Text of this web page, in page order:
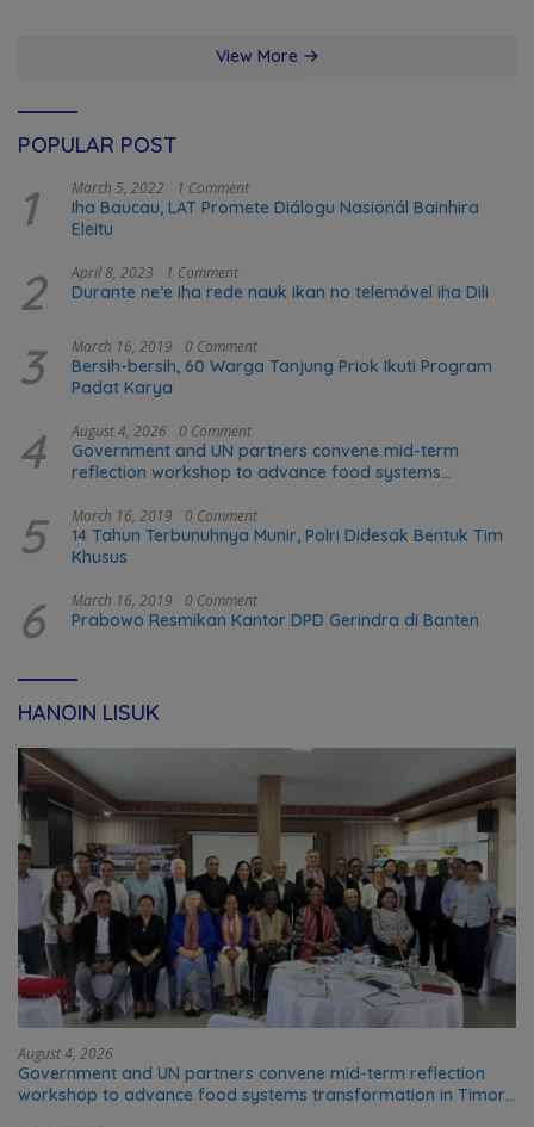
View More
POPULAR POST
1 March 5, 2022 1 Comment
Iha Baucau, LAT Promete Diálogu Nasionál Bainhira
Eleitu
2 April 8, 2023 1 Comment
Durante ne’e iha rede nauk ikan no telemóvel iha Dili
3 March 16, 2019 0 Comment
Bersih-bersih, 60 Warga Tanjung Priok Ikuti Program
Padat Karya
4 August 4, 2026 0 Comment
Government and UN partners convene mid-term
reflection workshop to advance food systems
5 March 16, 2019 0 Comment
14 Tahun Terbunuhnya Munir, Polri Didesak Bentuk Tim
Khusus
6 March 16, 2019 0 Comment
Prabowo Resmikan Kantor DPD Gerindra di Banten
HANOIN LISUK
August 4, 2026
Government and UN partners convene mid-term reflection
workshop to advance food systems transformation in Timor-